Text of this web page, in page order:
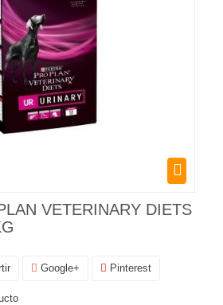
VETERINARY DIETS
Google+ Pinterest